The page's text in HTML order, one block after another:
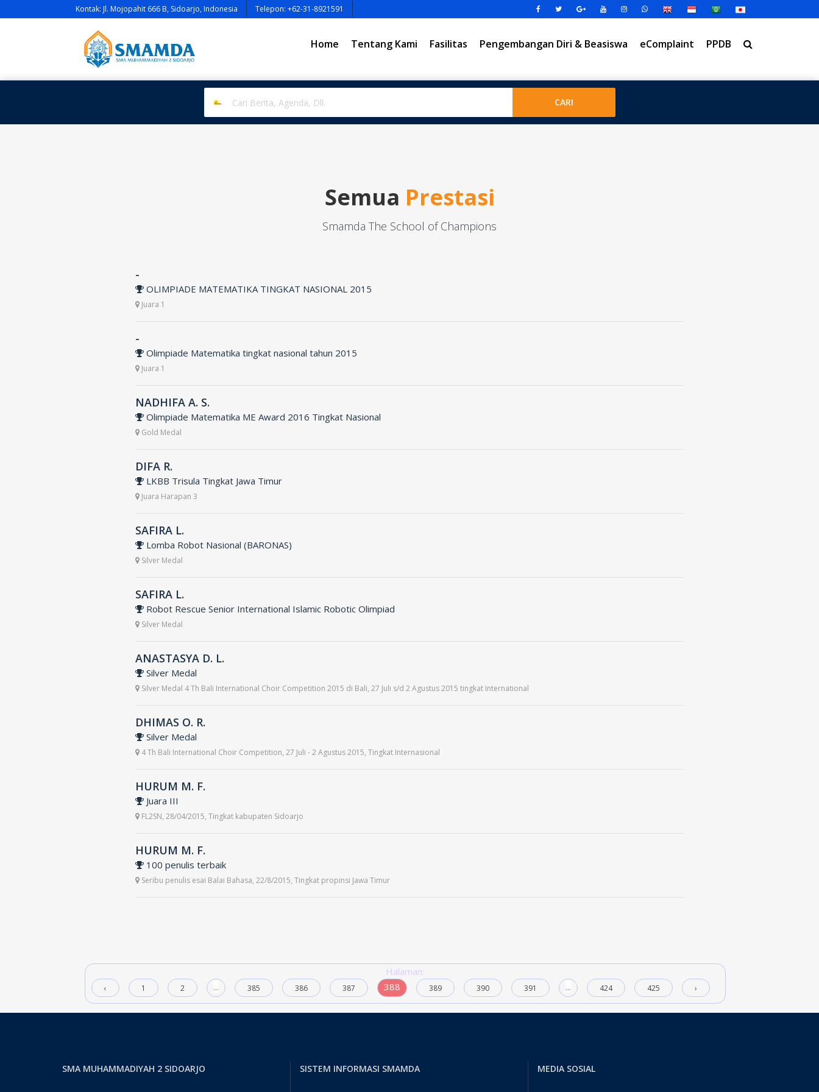
Kontak: Jl. Mojopahit 666 B, Sidoarjo, Indonesia Telepon: +62-31-8921591
Home Tentang Kami Fasilitas Pengembangan Diri & Beasiswa eComplaint PPDB
Semua Prestasi
Smamda The School of Champions
-
OLIMPIADE MATEMATIKA TINGKAT NASIONAL 2015
Juara 1
-
Olimpiade Matematika tingkat nasional tahun 2015
Juara 1
NADHIFA A. S.
Olimpiade Matematika ME Award 2016 Tingkat Nasional
Gold Medal
DIFA R.
LKBB Trisula Tingkat Jawa Timur
Juara Harapan 3
SAFIRA L.
Lomba Robot Nasional (BARONAS)
Silver Medal
SAFIRA L.
Robot Rescue Senior International Islamic Robotic Olimpiad
Silver Medal
ANASTASYA D. L.
Silver Medal
Silver Medal 4 Th Bali International Choir Competition 2015 di Bali, 27 Juli s/d 2 Agustus 2015 tingkat International
DHIMAS O. R.
Silver Medal
4 Th Bali International Choir Competition, 27 Juli - 2 Agustus 2015, Tingkat Internasional
HURUM M. F.
Juara III
FL2SN, 28/04/2015, Tingkat kabupaten Sidoarjo
HURUM M. F.
100 penulis terbaik
Seribu penulis esai Balai Bahasa, 22/8/2015, Tingkat propinsi Jawa Timur
Halaman:
‹ 1 2 ... 385 386 387 388 389 390 391 ... 424 425 ›
SMA MUHAMMADIYAH 2 SIDOARJO SISTEM INFORMASI SMAMDA MEDIA SOSIAL